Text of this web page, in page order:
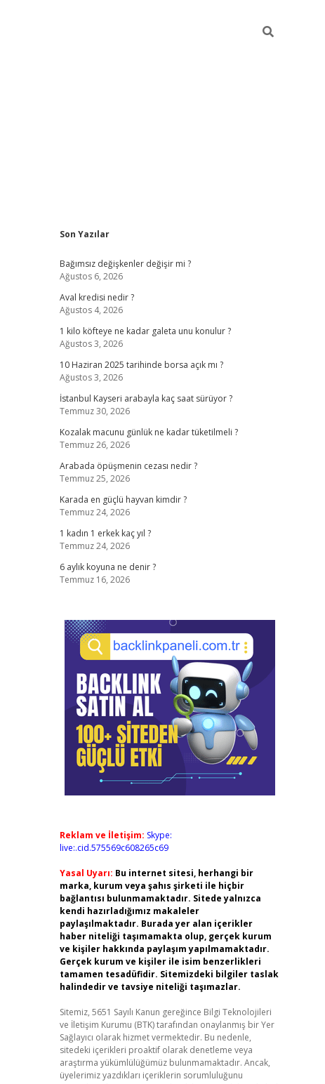
Sidebar
Son Yazılar
Bağımsız değişkenler değişir mi ?
Ağustos 6, 2026
Aval kredisi nedir ?
Ağustos 4, 2026
1 kilo köfteye ne kadar galeta unu konulur ?
Ağustos 3, 2026
10 Haziran 2025 tarihinde borsa açık mı ?
Ağustos 3, 2026
İstanbul Kayseri arabayla kaç saat sürüyor ?
Temmuz 30, 2026
Kozalak macunu günlük ne kadar tüketilmeli ?
Temmuz 26, 2026
Arabada öpüşmenin cezası nedir ?
Temmuz 25, 2026
Karada en güçlü hayvan kimdir ?
Temmuz 24, 2026
1 kadın 1 erkek kaç yıl ?
Temmuz 24, 2026
6 aylık koyuna ne denir ?
Temmuz 16, 2026
Reklam ve İletişim: Skype:
live:.cid.575569c608265c69
Yasal Uyarı: Bu internet sitesi, herhangi bir
marka, kurum veya şahıs şirketi ile hiçbir
bağlantısı bulunmamaktadır. Sitede yalnızca
kendi hazırladığımız makaleler
paylaşılmaktadır. Burada yer alan içerikler
haber niteliği taşımamakta olup, gerçek kurum
ve kişiler hakkında paylaşım yapılmamaktadır.
Gerçek kurum ve kişiler ile isim benzerlikleri
tamamen tesadüfidir. Sitemizdeki bilgiler taslak
halindedir ve tavsiye niteliği taşımazlar.
Sitemiz, 5651 Sayılı Kanun gereğince Bilgi Teknolojileri
ve İletişim Kurumu (BTK) tarafından onaylanmış bir Yer
Sağlayıcı olarak hizmet vermektedir. Bu nedenle,
sitedeki içerikleri proaktif olarak denetleme veya
araştırma yükümlülüğümüz bulunmamaktadır. Ancak,
üyelerimiz yazdıkları içeriklerin sorumluluğunu